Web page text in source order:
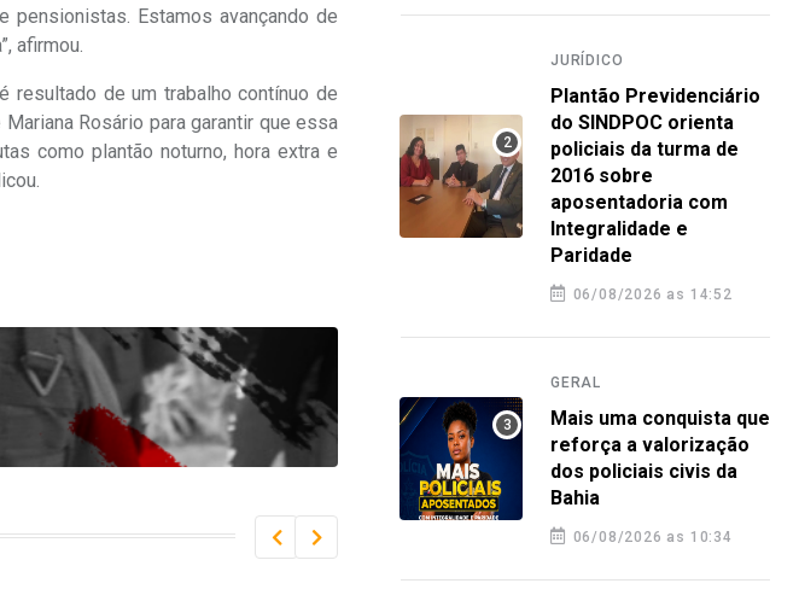
Estamos avançando de
afirmou.
resultado de um trabalho contínuo de
Rosário para garantir que essa
como plantão noturno, hora extra e
JURÍDICO
Plantão Previdenciário
do SINDPOC orienta
policiais da turma de
2016 sobre
aposentadoria com
Integralidade e
Paridade
06/08/2026 as 14:52
GERAL
Mais uma conquista que
reforça a valorização
dos policiais civis da
Bahia
06/08/2026 as 10:34